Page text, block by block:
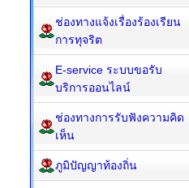
ช่องทางแจ้งเรื่องร้องเรียน
การทุจริต
E-service ระบบขอรับ
บริการออนไลน์
ช่องทางการรับฟังความคิด
เห็น
ภูมิปัญญาท้องถิ่น